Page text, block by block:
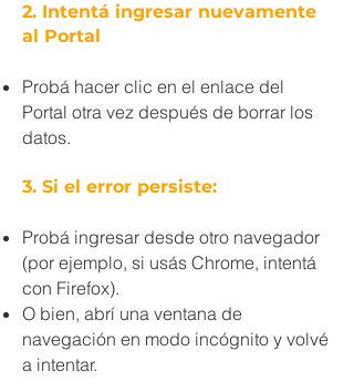
2. Intentá ingresar nuevamente
al Portal
Probá hacer clic en el enlace del
Portal otra vez después de borrar los
datos.
3. Si el error persiste:
Probá ingresar desde otro navegador
(por ejemplo, si usás Chrome, intentá
con Firefox).
O bien, abrí una ventana de
navegación en modo incógnito y volvé
a intentar.